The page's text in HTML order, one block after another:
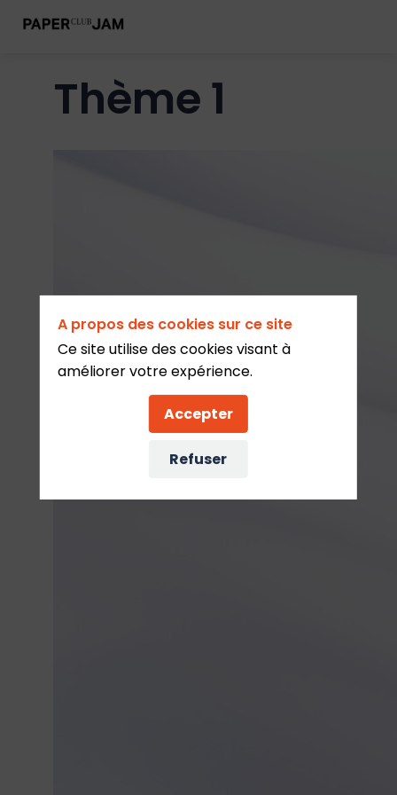
Thème 1
A propos des cookies sur ce site
Ce site utilise des cookies visant à
améliorer votre expérience.
Accepter
Refuser